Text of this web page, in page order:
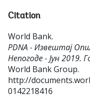
Citation
World Bank.
PDNA - Извештај
Непогоде - Јун 2019.
World Bank Group.
http://
0142218416